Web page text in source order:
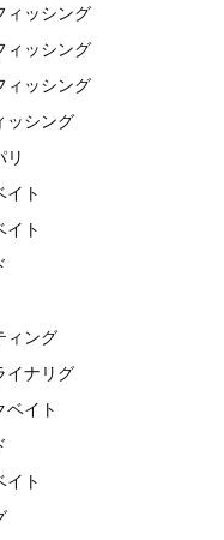
ィッシング
ィッシング
ィッシング
ッシング
リ
イト
イト
ィング
イナリグ
ベイト
イト